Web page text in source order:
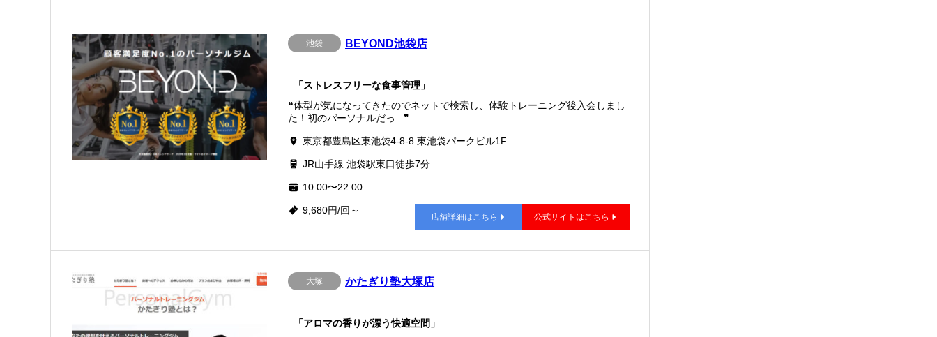
池袋 BEYOND池袋店
「ストレスフリーな食事管理」
❝体型が気になってきたのでネットで検索し、体験トレーニング後入会しまし
た！初のパーソナルだっ...❞
東京都豊島区東池袋4-8-8 東池袋パークビル1F
JR山手線 池袋駅東口徒歩7分
10:00〜22:00
9,680円/回～
店舗詳細はこちら 公式サイトはこちら
大塚 かたぎり塾大塚店
「アロマの香りが漂う快適空間」